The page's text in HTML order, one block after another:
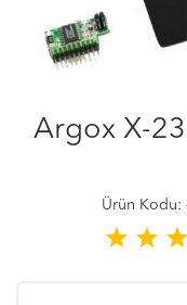
Argox X-
Ürün Kodu:
star star star